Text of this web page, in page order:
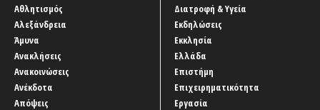
Αθλητισμός
Αλεξάνδρεια
Άμυνα
Ανακλήσεις
Ανακοινώσεις
Ανέκδοτα
Απόψεις
Διατροφή & Υγεία
Εκδηλώσεις
Εκκλησία
Ελλάδα
Επιστήμη
Επιχειρηματικότητα
Εργασία